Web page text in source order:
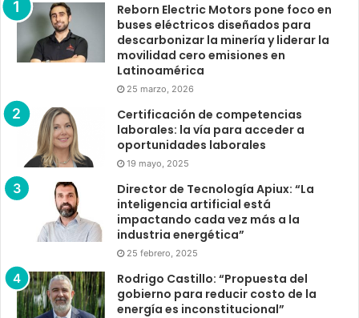
Reborn Electric Motors pone foco en
buses eléctricos diseñados para
descarbonizar la minería y liderar la
movilidad cero emisiones en
Latinoamérica
25 marzo, 2026
Certificación de competencias
laborales: la vía para acceder a
oportunidades laborales
19 mayo, 2025
Director de Tecnología Apiux: “La
inteligencia artificial está
impactando cada vez más a la
industria energética”
25 febrero, 2025
Rodrigo Castillo: “Propuesta del
gobierno para reducir costo de la
energía es inconstitucional”